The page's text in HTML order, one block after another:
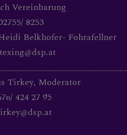
Vereinbarung
8253
Belkhofer- Fohrafellner
Tirkey, Moderator
424 27 95